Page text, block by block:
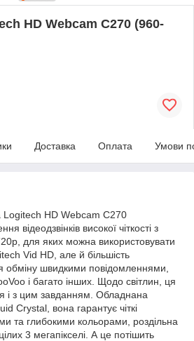
HD Webcam C270 (960-
Доставка Оплата Умови
HD Webcam C270
відеодзвінків високої чіткості з
для яких можна використовувати
Vid HD, але й більшість
обміну швидкими повідомленнями,
і багато інших. Щодо світлин, ця
і з цим завданням. Обладнана
Crystal, вона гарантує чіткі
та глибокими кольорами, роздільна
3 мегапікселі. А це потішить